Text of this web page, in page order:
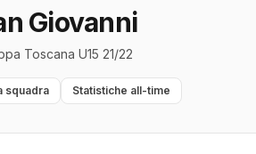
Giovanni
Toscana U15 21/22
squadra Statistiche all-time